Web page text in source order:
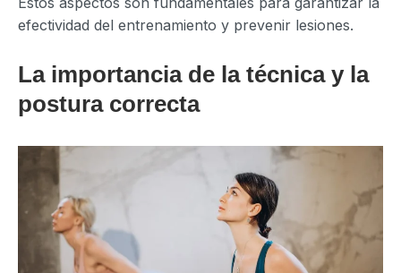
efectividad del entrenamiento y prevenir lesiones.
La importancia de la técnica y la
postura correcta